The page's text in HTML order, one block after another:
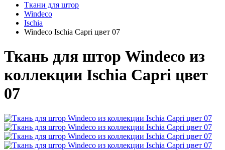
Ткани для штор
Windeco
Ischia
Windeco Ischia Capri цвет 07
Ткань для штор Windeco из
коллекции Ischia Capri цвет
07